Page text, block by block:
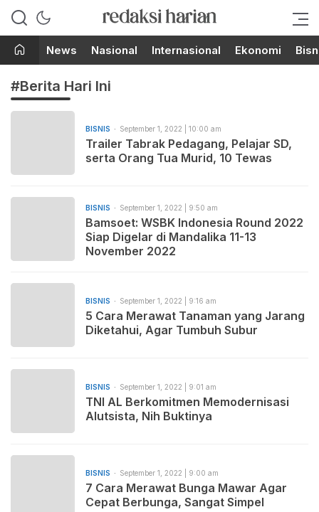
RedaksiHarian.com
Berita Terupdate dari Redaksi
News Nasional Internasional Ekonomi
#Berita Hari Ini
BISNIS September 1, 2022 | 10:00 am
Trailer Tabrak Pedagang, Pelajar SD,
serta Orang Tua Murid, 10 Tewas
BISNIS September 1, 2022 | 9:50 am
Bamsoet: WSBK Indonesia Round 2022
Siap Digelar di Mandalika 11-13
November 2022
BISNIS September 1, 2022 | 9:16 am
5 Cara Merawat Tanaman yang Jarang
Diketahui, Agar Tumbuh Subur
BISNIS September 1, 2022 | 9:01 am
TNI AL Berkomitmen Memodernisasi
Alutsista, Nih Buktinya
BISNIS September 1, 2022 | 9:00 am
7 Cara Merawat Bunga Mawar Agar
Cepat Berbunga, Sangat Simpel